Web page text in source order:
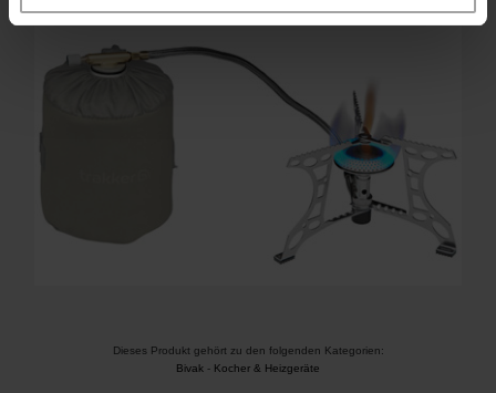
Dieses Produkt gehört zu den folgenden Kategorien:
Bivak - Kocher & Heizgeräte